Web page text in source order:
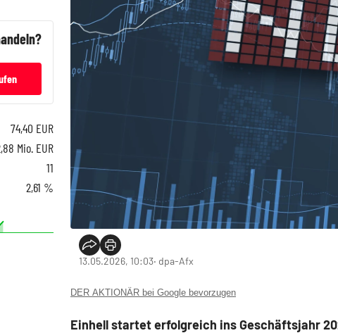
13.05.2026, 10:03‧ dpa-Afx
DER AKTIONÄR bei Google bevorzugen
Einhell startet erfolgreich ins Geschäftsjahr
74,40 EUR
Mio. EUR
11
2,61 %